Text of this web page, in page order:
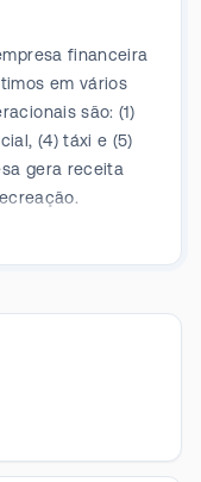
financeira
em vários
são: (1)
(4) táxi e (5)
gera receita